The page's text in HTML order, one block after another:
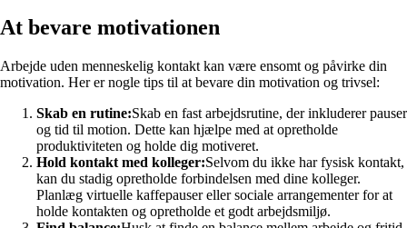
At bevare motivationen
Arbejde uden menneskelig kontakt kan være ensomt og påvirke din
motivation. Her er nogle tips til at bevare din motivation og trivsel:
Skab en rutine:Skab en fast arbejdsrutine, der inkluderer pauser
og tid til motion. Dette kan hjælpe med at opretholde
produktiviteten og holde dig motiveret.
Hold kontakt med kolleger:Selvom du ikke har fysisk kontakt,
kan du stadig opretholde forbindelsen med dine kolleger.
Planlæg virtuelle kaffepauser eller sociale arrangementer for at
holde kontakten og opretholde et godt arbejdsmiljø.